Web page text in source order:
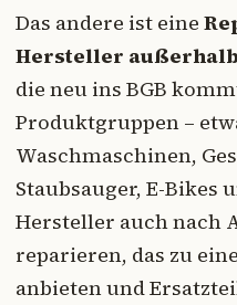
Das andere ist eine
Hersteller
die neu ins BGB
Produktgruppen –
Waschmaschinen,
Staubsauger, E-Bikes
Hersteller auch nach
reparieren, das zu
anbieten und